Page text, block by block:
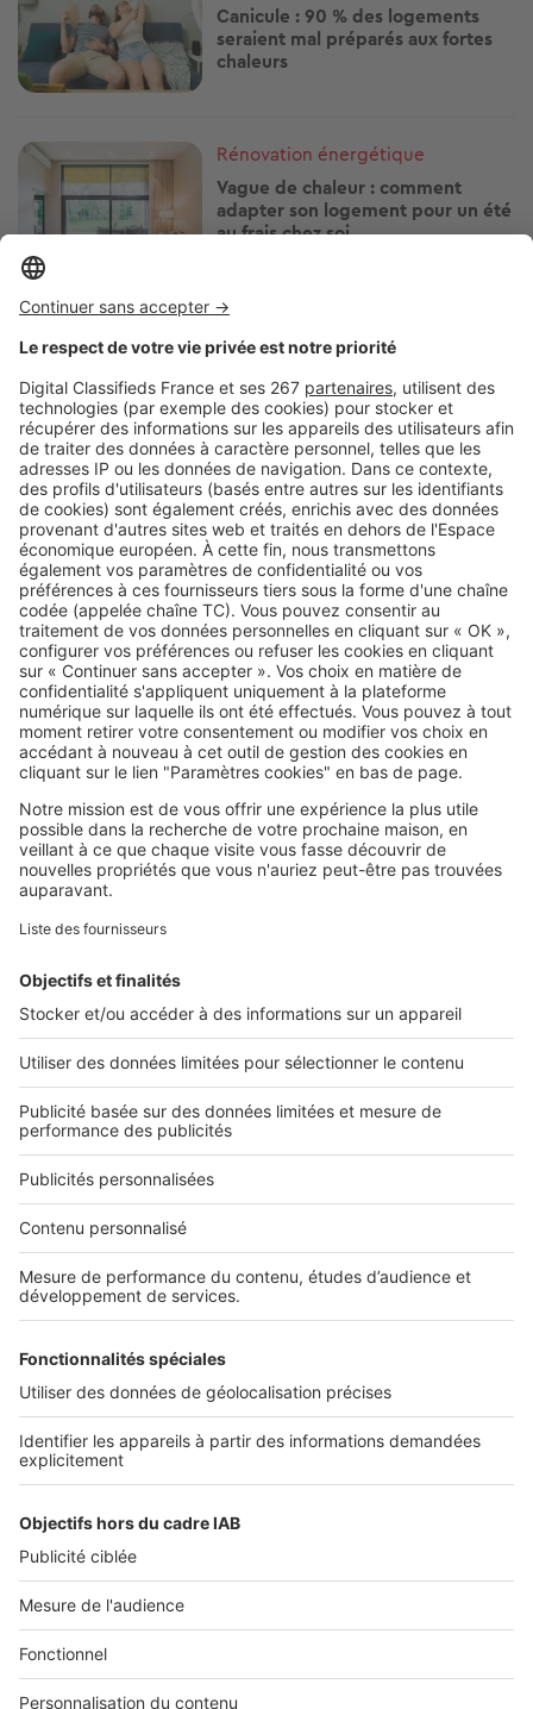
Canicule : 90 % des logements
seraient mal préparés aux fortes
chaleurs
Image
Rénovation énergétique
Vague de chaleur : comment
adapter son logement pour un été
au frais chez soi
Image
Comment s'y prendre quand le
bien hérité est une passoire
thermique ?
Image
Rénovation énergétique
Certificats d’Économies d’Énergie
(CEE) : comment en profiter ?
SeLoger c'est aussi
Retrouvez-nous sur ...
L'ENTREPRISE
Qui sommes-nous ?
Nous contacter
Nous recrutons
NOS APPLICATIONS
Découvrez nos applications
Tous nos services pro
Accès client
Mes annonces sur SeLoger
À DÉCOUVRIR
Tout l'immobilier
Toutes les villes
Tous les départements
Toutes les régions
SeLoger © 1992 - 2023